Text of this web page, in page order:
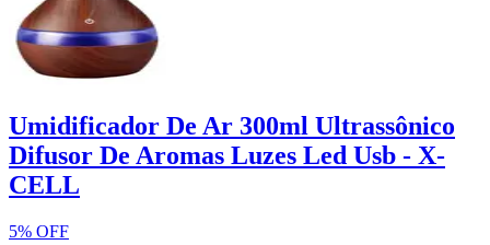
Umidificador De Ar 300ml Ultrassônico
Difusor De Aromas Luzes Led Usb - X-
CELL
5% OFF